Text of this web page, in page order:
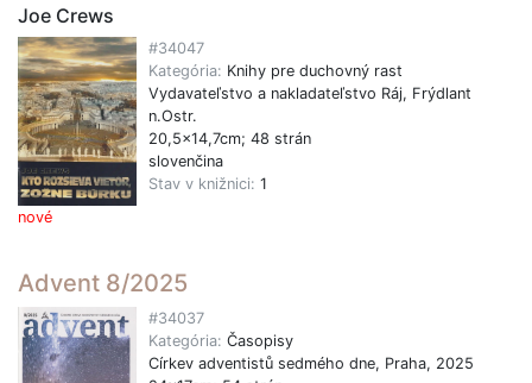
Joe Crews
nové
#34047
Kategória: Knihy pre duchovný rast
Vydavateľstvo a nakladateľstvo Ráj, Frýdlant
n.Ostr.
20,5x14,7cm; 48 strán
slovenčina
Stav v knižnici: 1
Advent 8/2025
#34037
Kategória: Časopisy
Církev adventistů sedmého dne, Praha, 2025